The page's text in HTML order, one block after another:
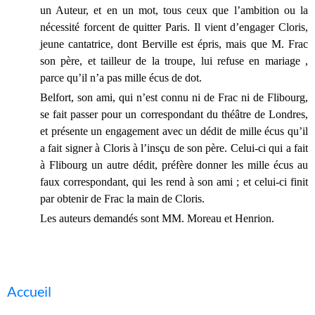
un Auteur, et en un mot, tous ceux que l’ambition ou la
nécessité forcent de quitter Paris. Il vient d’engager Cloris,
jeune cantatrice, dont Berville est épris, mais que M. Frac
son père, et tailleur de la troupe, lui refuse en mariage ,
parce qu’il n’a pas mille écus de dot.
Belfort, son ami, qui n’est connu ni de Frac ni de Flibourg,
se fait passer pour un correspondant du théâtre de Londres,
et présente un engagement avec un dédit de mille écus qu’il
a fait signer à Cloris à l’insçu de son père. Celui-ci qui a fait
à Flibourg un autre dédit, préfère donner les mille écus au
faux correspondant, qui les rend à son ami ; et celui-ci finit
par obtenir de Frac la main de Cloris.
Les auteurs demandés sont MM. Moreau et Henrion.
Accueil